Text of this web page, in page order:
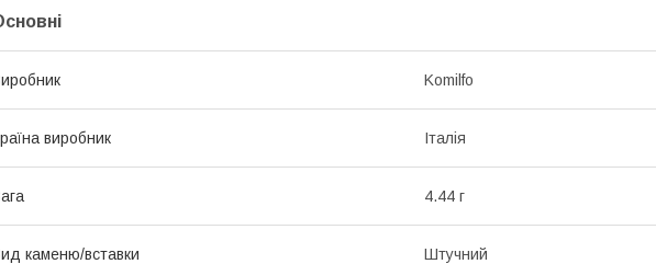
Komilfo
виробник Італія
4.44 г
каменю/вставки Штучний